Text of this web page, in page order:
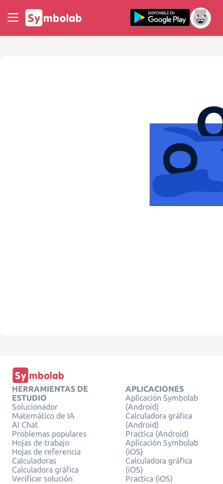
HERRAMIENTAS DE
ESTUDIO
Solucionador
Matemático de IA
AI Chat
Problemas populares
Hojas de trabajo
Hojas de referencia
Calculadoras
Calculadora gráfica
Verificar solución
APLICACIONES
Aplicación Symbolab
(Android)
Calculadora gráfica
(Android)
Practica (Android)
Aplicación Symbolab
(iOS)
Calculadora gráfica
(iOS)
Practica (iOS)